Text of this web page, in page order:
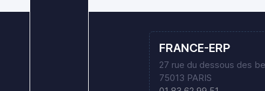
FRANCE-ERP
27 rue du dessous des
75013 PARIS